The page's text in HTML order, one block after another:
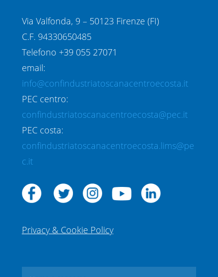
Via Valfonda, 9 – 50123 Firenze (FI)
C.F. 94330650485
Telefono +39 055 27071
email:
info@confindustriatoscanacentroecosta.it
PEC centro:
confindustriatoscanacentroecosta@pec.it
PEC costa:
confindustriatoscanacentroecosta.lims@pe
c.it
Privacy & Cookie Policy